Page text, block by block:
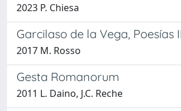
2023 P. Chiesa
Garcilaso de la Vega, Poesías
2017 M. Rosso
Gesta Romanorum
2011 L. Daino, J.C. Reche